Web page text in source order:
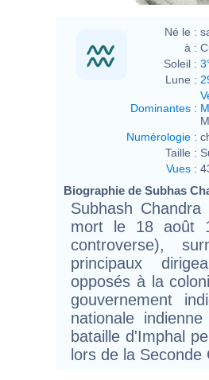
Né le :
à :
Soleil :
Lune :
Dominantes :
Numérologie :
Taille :
Vues :
Biographie de Subhas
Subhash
mort le 18 août
controverse),
principaux
opposés à la
gouvernement
nationale
bataille d'Imphal
lors de la